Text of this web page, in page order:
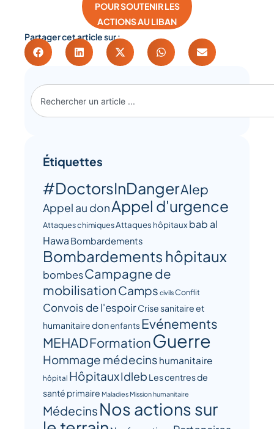
POUR SOUTENIR LES
ACTIONS AU LIBAN
Partager cet article sur :
Étiquettes
#DoctorsInDangerAlep
Appel au donAppel d'urgence
Attaques chimiquesAttaques hôpitaux bab al
Hawa Bombardements
Bombardements hôpitaux
bombesCampagne de
mobilisationCamps civilsConflit
Convois de l'espoirCrise sanitaire et
humanitairedonenfants Evénements
MEHADFormationGuerre
Hommage médecins humanitaire
hôpital HôpitauxIdleb Les centres de
santé primaire Maladies Mission humanitaire
Médecins Nos actions sur